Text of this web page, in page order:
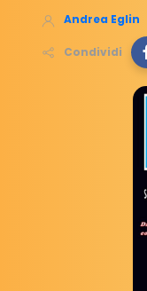
Andrea Eglin
Condividi